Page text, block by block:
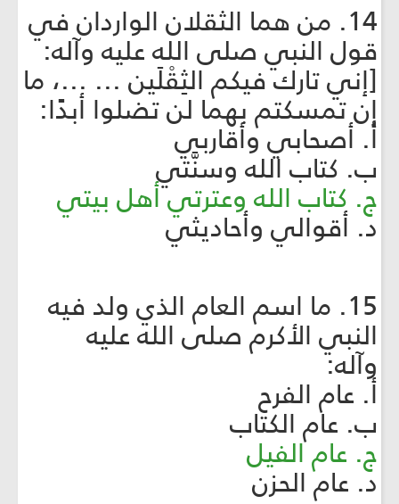
14. من هما الثقلان الواردان في
قول النبي صلى الله عليه وآله:
[إني تارك فيكم الثِقْلَين ... ...، ما
إن تمسكتم بهما لن تضلوا أبدًا:
أ. أصحابي وأقاربي
ب. كتاب الله وسنَّتي
ج. كتاب الله وعترتي أهل بيتي
د. أقوالي وأحاديثي
15. ما اسم العام الذي ولد فيه
النبي الأكرم صلى الله عليه
وآله:
أ. عام الفرح
ب. عام الكتاب
ج. عام الفيل
د. عام الحزن